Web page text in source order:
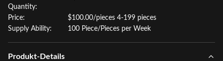
Quantity:
Price:
$100.00/pieces 4-199 pieces
Supply Ability:
100 Piece/Pieces per Week
Produkt-Details